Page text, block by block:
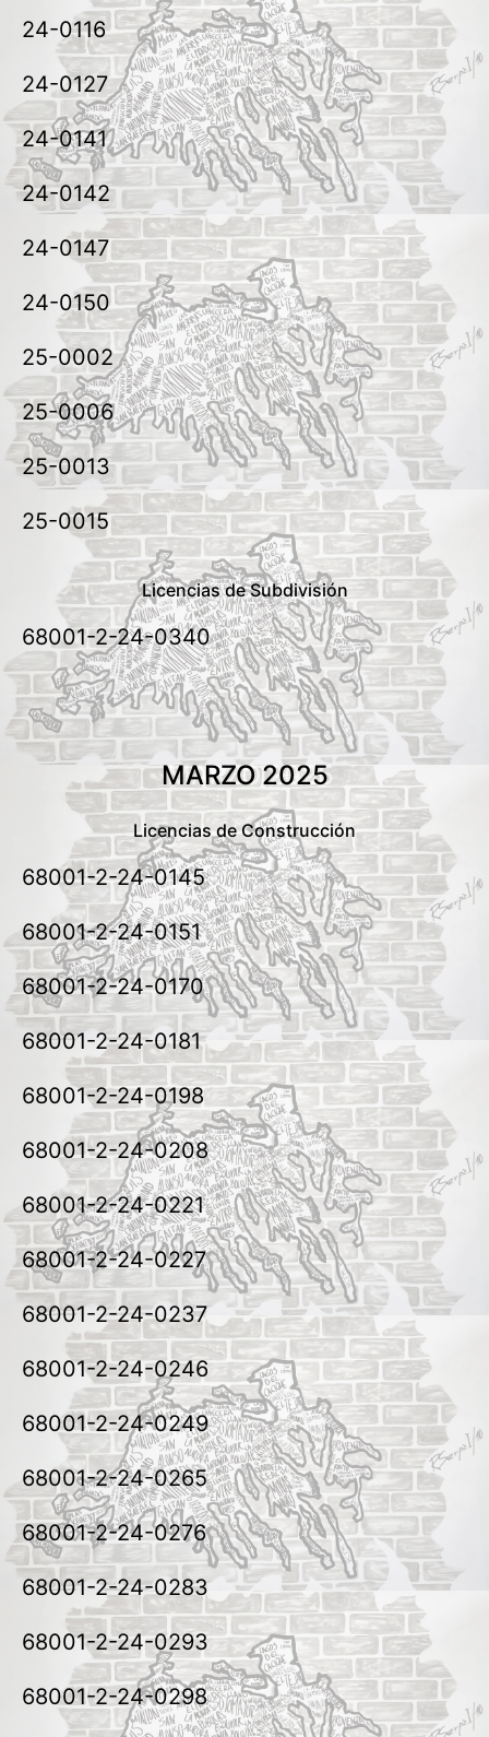
24-0116
24-0127
24-0141
24-0142
24-0147
24-0150
25-0002
25-0006
25-0013
25-0015
Licencias de Subdivisión
68001-2-24-0340
MARZO 2025
Licencias de Construcción
68001-2-24-0145
68001-2-24-0151
68001-2-24-0170
68001-2-24-0181
68001-2-24-0198
68001-2-24-0208
68001-2-24-0221
68001-2-24-0227
68001-2-24-0237
68001-2-24-0246
68001-2-24-0249
68001-2-24-0265
68001-2-24-0276
68001-2-24-0283
68001-2-24-0293
68001-2-24-0298